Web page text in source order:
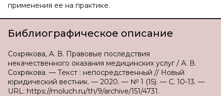
применения ее на практике.
Библиографическое описание
Сохрякова, А. В. Правовые последствия
некачественного оказания медицинских услуг / А. В.
Сохрякова. — Текст : непосредственный // Новый
юридический вестник. — 2020. — № 1 (15). — С. 10-13. —
URL: https://moluch.ru/th/9/archive/151/4731.